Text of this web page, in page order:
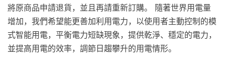
將原商品申請退貨，並且再請重新訂購。 隨著世界⽤電量
增加，我們希望能更善加利⽤電力，以使⽤者主動控制的模
式智能⽤電，平衡電力短缺現象，提供乾淨、穩定的電⼒，
並提⾼用電的效率，調節日趨攀升的⽤電情形。